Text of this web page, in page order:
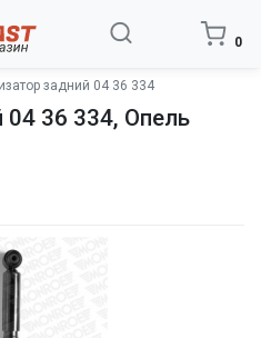
0
задний 04 36 334
04 36 334, Опель